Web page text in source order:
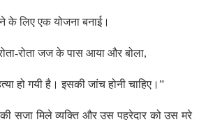
के लिए एक योजना बनाई।
रोता जज के पास आया और बोला,
हो गयी है। इसकी जांच होनी चाहिए।”
सजा मिले व्यक्ति और उस पहरेदार को उस मरे